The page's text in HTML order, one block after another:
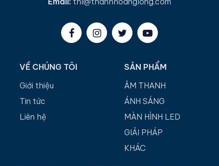
VỀ CHÚNG TÔI
Giới thiệu
Tin tức
Liên hệ
SẢN PHẨM
ÂM THANH
ÁNH SÁNG
MÀN HÌNH LED
GIẢI PHÁP
KHÁC